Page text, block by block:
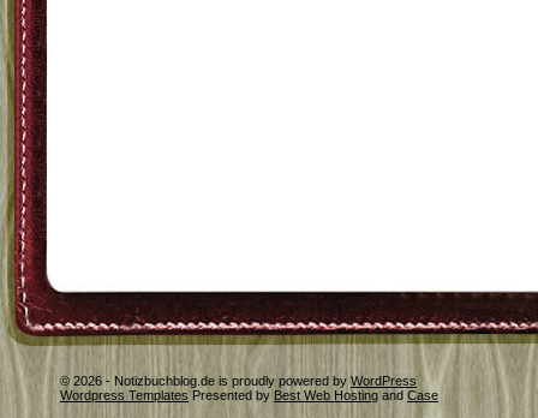
© 2026 - Notizbuchblog.de is proudly powered by WordPress
Wordpress Templates Presented by Best Web Hosting and Case